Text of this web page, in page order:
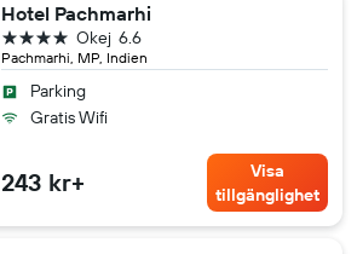
Hotel Pachmarhi
Pachmarhi, MP, Indien
6.6
Okej
4 stjärnor
Parking
Gratis Wifi
243 kr+
Visa
tillgänglighet